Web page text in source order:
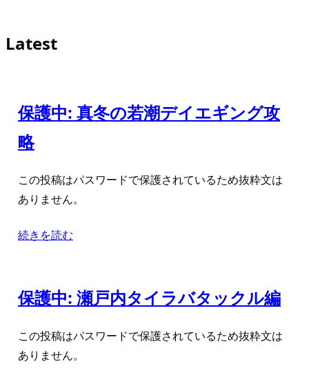
Latest
保護中: 真冬の若潮デイエギング攻
略
この投稿はパスワードで保護されているため抜粋文は
ありません。
続きを読む
保護中: 瀬戸内タイラバタックル編
この投稿はパスワードで保護されているため抜粋文は
ありません。